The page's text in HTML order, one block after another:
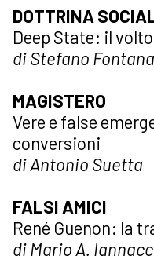
DOTTRINA
Deep State: il
di Stefano Fontana
MAGISTERO
Vere e false
conversioni
di Antonio Suetta
FALSI AMICI
René Guenon: la
di Mario A.